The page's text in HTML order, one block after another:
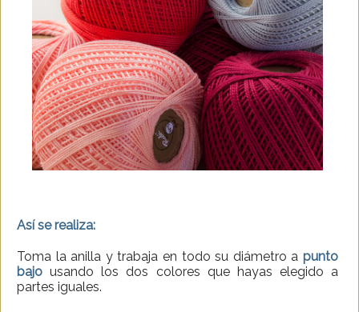
Así se realiza:
Toma la anilla y trabaja en todo su diámetro a punto
bajo usando los dos colores que hayas elegido a
partes iguales.